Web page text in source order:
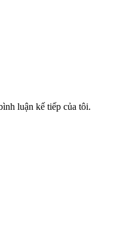
luận kế tiếp của tôi.